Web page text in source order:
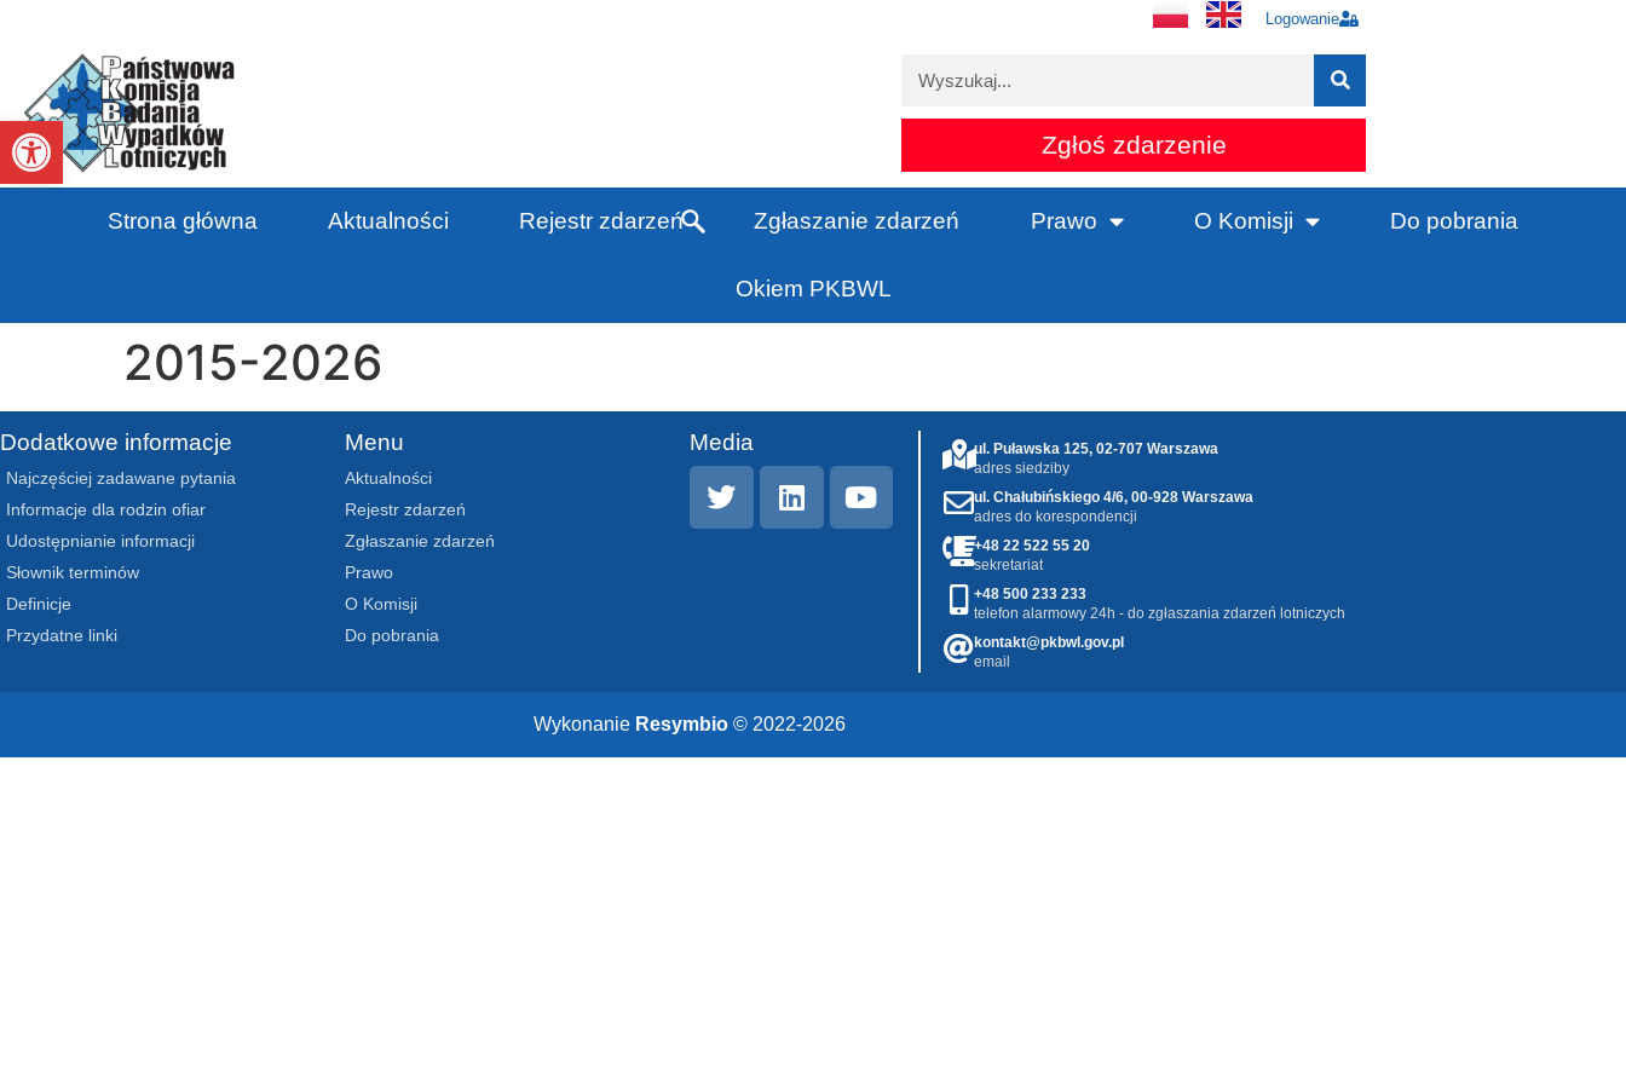
Otwórz pasek narzędzi
Logowanie
Zgłoś zdarzenie
Strona główna Aktualności Rejestr zdarzeń Zgłaszanie zdarzeń Prawo O Komisji Do pobrania
Okiem PKBWL
2015-2026
Dodatkowe informacje
Najczęściej zadawane pytania
Informacje dla rodzin ofiar
Udostępnianie informacji
Słownik terminów
Definicje
Przydatne linki
Menu
Aktualności
Rejestr zdarzeń
Zgłaszanie zdarzeń
Prawo
O Komisji
Do pobrania
Media
ul. Puławska 125, 02-707 Warszawa
adres siedziby
ul. Chałubińskiego 4/6, 00-928 Warszawa
adres do korespondencji
+48 22 522 55 20
sekretariat
+48 500 233 233
telefon alarmowy 24h - do zgłaszania zdarzeń lotniczych
kontakt@pkbwl.gov.pl
email
Wykonanie Resymbio © 2022-2026